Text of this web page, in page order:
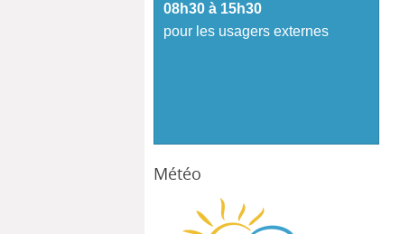
08h30 à 15h30
pour les usagers externes
Météo